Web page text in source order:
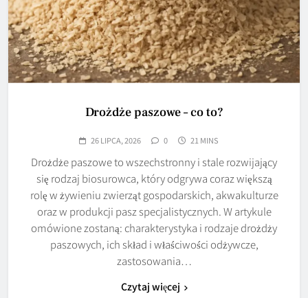
Drożdże paszowe – co to?
26 LIPCA, 2026 0 21 MINS
Drożdże paszowe to wszechstronny i stale rozwijający
się rodzaj biosurowca, który odgrywa coraz większą
rolę w żywieniu zwierząt gospodarskich, akwakulturze
oraz w produkcji pasz specjalistycznych. W artykule
omówione zostaną: charakterystyka i rodzaje drożdży
paszowych, ich skład i właściwości odżywcze,
zastosowania…
Czytaj więcej